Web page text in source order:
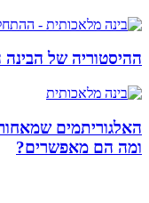
ההיסטוריה של
האלגוריתמים
ומה הם מאפשרים?